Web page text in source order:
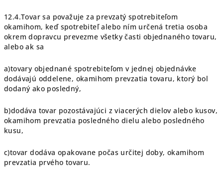
12.4.Tovar sa považuje za prevzatý spotrebiteľom
okamihom, keď spotrebiteľ alebo ním určená tretia osoba
okrem dopravcu prevezme všetky časti objednaného tovaru,
alebo ak sa
a)tovary objednané spotrebiteľom v jednej objednávke
dodávajú oddelene, okamihom prevzatia tovaru, ktorý bol
dodaný ako posledný,
b)dodáva tovar pozostávajúci z viacerých dielov alebo kusov,
okamihom prevzatia posledného dielu alebo posledného
kusu,
c)tovar dodáva opakovane počas určitej doby, okamihom
prevzatia prvého tovaru.